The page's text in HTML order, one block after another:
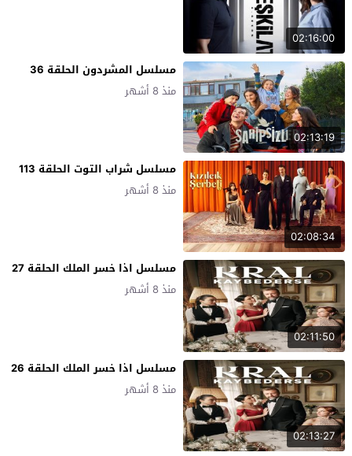
02:16:00
02:13:19
مسلسل المشردون الحلقة 36
منذ 8 أشهر
02:08:34
مسلسل شراب التوت الحلقة 113
منذ 8 أشهر
02:11:50
مسلسل اذا خسر الملك الحلقة 27
منذ 8 أشهر
02:13:27
مسلسل اذا خسر الملك الحلقة 26
منذ 8 أشهر